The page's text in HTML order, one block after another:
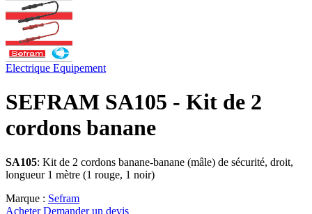
Electrique Equipement
SEFRAM SA105 - Kit de 2
cordons banane
SA105: Kit de 2 cordons banane-banane (mâle) de sécurité, droit,
longueur 1 mètre (1 rouge, 1 noir)
Marque : Sefram
Acheter Demander un devis